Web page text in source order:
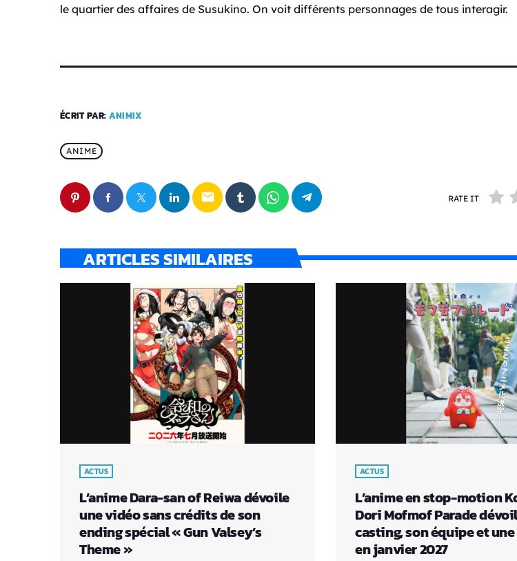
le quartier des affaires de Susukino. On voit différents personnages de tous interagir.
ÉCRIT PAR: ANIMIX
ANIME
email RATE IT
ARTICLES SIMILAIRES
ACTUS
L’anime Dara-san of Reiwa dévoile
une vidéo sans crédits de son
ending spécial « Gun Valsey’s
Theme »
ACTUS
L’anime en stop-motion
Dori Mofmof Parade
casting, son équipe et
en janvier 2027